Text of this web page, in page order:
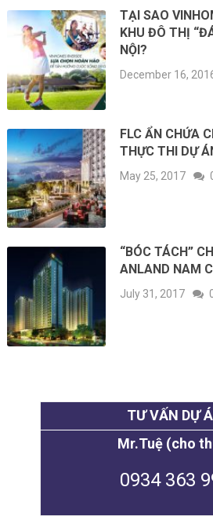
TẠI SAO
KHU ĐÔ THỊ
NỘI?
December 16,
FLC ẨN CHỨA
THỰC THI DỰ
May 25, 2017
“BÓC TÁCH”
ANLAND NAM
July 31, 2017
TƯ VẤN DỰ
Mr.Tuệ (cho
0934 363